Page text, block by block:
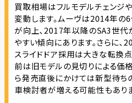
買取相場はフルモデルチェンジ
変動します。ムーヴは2014年の
が向上、2017年以降のSA3世代
やすい傾向にあります。さらに
スライドドア採用は大きな転換
前は旧モデルの見切りによる価
ら発売直後にかけては新型待ち
車検討者が増える可能性もあり